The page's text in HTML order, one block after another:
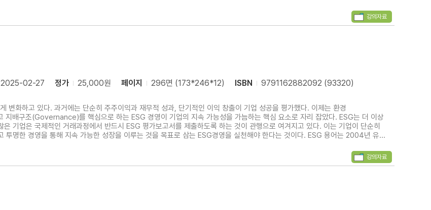
강의자료
2025-02-27 정가 25,000원 페이지 296면 (173*246*12) ISBN
9791162882092 (93320)
변화하고 있다. 과거에는 단순히 주주이익과 재무적 성과, 단기적인 이익 창출이 기업 성공을 평가했다. 이제는 환경
배구조(Governance)를 핵심으로 하는 ESG 경영이 기업의 지속 가능성을 가늠하는 핵심 요소로 자리 잡았다. ESG는 더 이상
경영을 통해 지속 가능한 성장을 이루는 것을 목표로 삼는 ESG경영을 실천해야 한다는 것이다. ESG 용어는 2004년 유엔
강의자료